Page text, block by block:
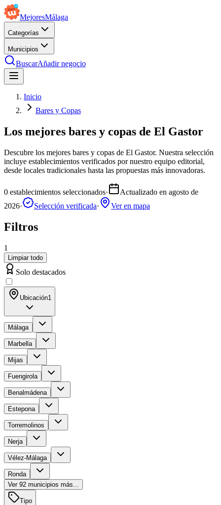
MejoresMálaga
Categorías
Municipios
BuscarAñadir negocio
Inicio
Bares y Copas
Los mejores bares y copas de El Gastor
Descubre los mejores bares y copas de El Gastor. Nuestra selección
incluye establecimientos verificados por nuestro equipo editorial,
desde locales tradicionales hasta las propuestas más innovadoras.
0 establecimientos seleccionados· Actualizado en agosto de
2026· Selección verificada· Ver en mapa
Filtros
1
Limpiar todo
Solo destacados
Ubicación1
Málaga
Marbella
Mijas
Fuengirola
Benalmádena
Estepona
Torremolinos
Nerja
Vélez-Málaga
Ronda
Ver 92 municipios más...
Tipo